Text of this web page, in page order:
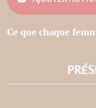
Ce que chaque